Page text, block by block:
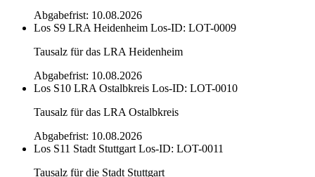
Abgabefrist: 10.08.2026
Los S9 LRA Heidenheim Los-ID: LOT-0009
Tausalz für das LRA Heidenheim
Abgabefrist: 10.08.2026
Los S10 LRA Ostalbkreis Los-ID: LOT-0010
Tausalz für das LRA Ostalbkreis
Abgabefrist: 10.08.2026
Los S11 Stadt Stuttgart Los-ID: LOT-0011
Tausalz für die Stadt Stuttgart